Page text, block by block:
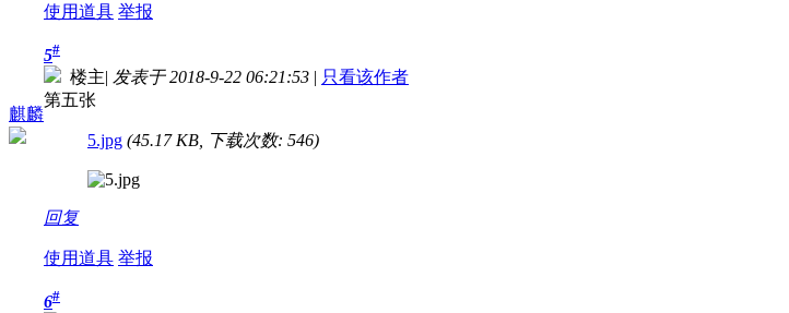
使用道具 举报
麒麟
5#
楼主| 发表于 2018-9-22 06:21:53 | 只看该作者
第五张
5.jpg (45.17 KB, 下载次数: 546)
回复
使用道具 举报
6#